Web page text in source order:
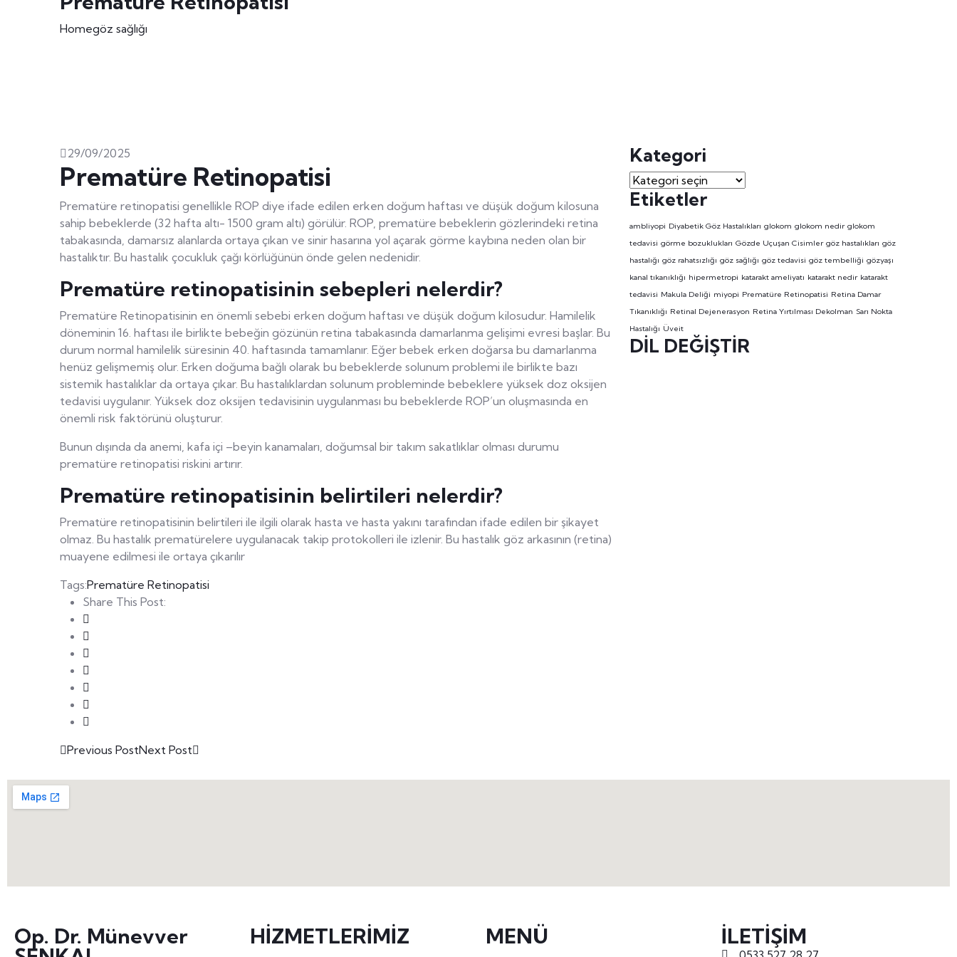
Homegöz sağlığı
29/09/2025
Prematüre Retinopatisi
Prematüre retinopatisi genellikle ROP diye ifade edilen erken doğum haftası ve düşük doğum kilosuna
sahip bebeklerde (32 hafta altı- 1500 gram altı) görülür. ROP, prematüre bebeklerin gözlerindeki retina
tabakasında, damarsız alanlarda ortaya çıkan ve sinir hasarına yol açarak görme kaybına neden olan bir
hastalıktır. Bu hastalık çocukluk çağı körlüğünün önde gelen nedenidir.
Prematüre retinopatisinin sebepleri nelerdir?
Prematüre Retinopatisinin en önemli sebebi erken doğum haftası ve düşük doğum kilosudur. Hamilelik
döneminin 16. haftası ile birlikte bebeğin gözünün retina tabakasında damarlanma gelişimi evresi başlar. Bu
durum normal hamilelik süresinin 40. haftasında tamamlanır. Eğer bebek erken doğarsa bu damarlanma
henüz gelişmemiş olur. Erken doğuma bağlı olarak bu bebeklerde solunum problemi ile birlikte bazı
sistemik hastalıklar da ortaya çıkar. Bu hastalıklardan solunum probleminde bebeklere yüksek doz oksijen
tedavisi uygulanır. Yüksek doz oksijen tedavisinin uygulanması bu bebeklerde ROP’un oluşmasında en
önemli risk faktörünü oluşturur.
Bunun dışında da anemi, kafa içi –beyin kanamaları, doğumsal bir takım sakatlıklar olması durumu
prematüre retinopatisi riskini artırır.
Prematüre retinopatisinin belirtileri nelerdir?
Prematüre retinopatisinin belirtileri ile ilgili olarak hasta ve hasta yakını tarafından ifade edilen bir şikayet
olmaz. Bu hastalık prematürelere uygulanacak takip protokolleri ile izlenir. Bu hastalık göz arkasının (retina)
muayene edilmesi ile ortaya çıkarılır
Tags:Prematüre Retinopatisi
Share This Post:
Previous PostNext Post
Kategori
Etiketler
ambliyopi Diyabetik Göz Hastalıkları glokom glokom nedir glokom
tedavisi görme bozuklukları Gözde Uçuşan Cisimler göz hastalıkları göz
hastalığı göz rahatsızlığı göz sağlığı göz tedavisi göz tembelliği gözyaşı
kanal tıkanıklığı hipermetropi katarakt ameliyatı katarakt nedir katarakt
tedavisi Makula Deliği miyopi Prematüre Retinopatisi Retina Damar
Tıkanıklığı Retinal Dejenerasyon Retina Yırtılması Dekolman Sarı Nokta
Hastalığı Üveit
DİL DEĞİŞTİR
Op. Dr. Münevver
HİZMETLERİMİZ MENÜ İLETİŞİM